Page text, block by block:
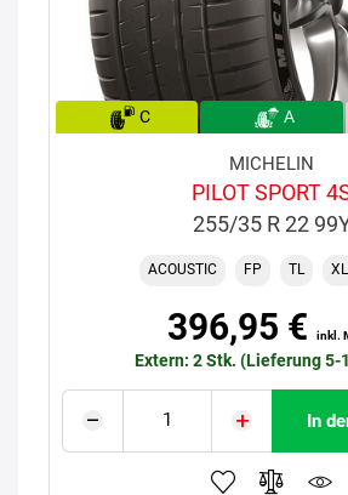
C A
MICHELIN
PILOT SPORT
255/35 R 22
ACOUSTIC FP TL XL
396,95 € inkl.
Extern: 2 Stk. (Lieferung 5-
In